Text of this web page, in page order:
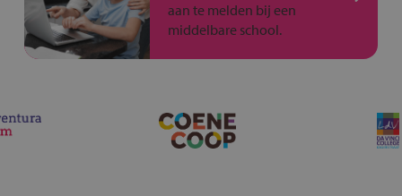
aan te melden bij een
middelbare school.